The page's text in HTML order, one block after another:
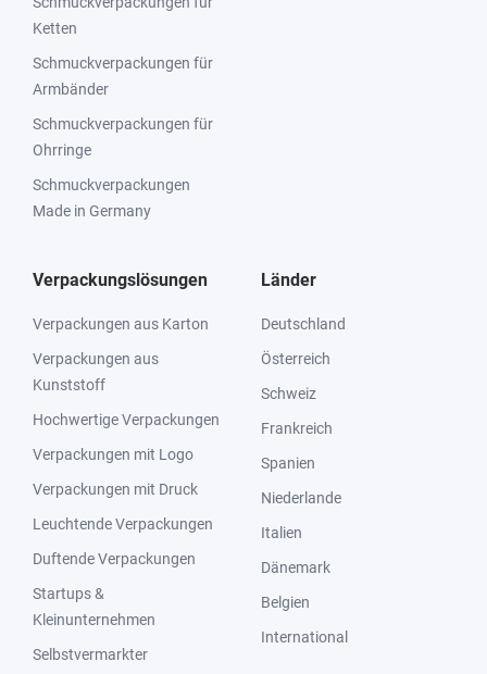
Ketten
Schmuckverpackungen für
Armbänder
Schmuckverpackungen für
Ohrringe
Schmuckverpackungen
Made in Germany
Verpackungslösungen
Verpackungen aus Karton
Verpackungen aus
Kunststoff
Hochwertige Verpackungen
Verpackungen mit Logo
Verpackungen mit Druck
Leuchtende Verpackungen
Duftende Verpackungen
Startups &
Kleinunternehmen
Selbstvermarkter
Länder
Deutschland
Österreich
Schweiz
Frankreich
Spanien
Niederlande
Italien
Dänemark
Belgien
International